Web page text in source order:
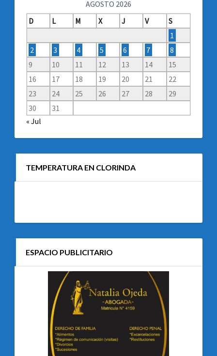
AGOSTO 2026
D
L M X J V
S
1
2
3 4 5 6 7
8
9
10 11 12 13 14
15
16
17 18 19 20 21
22
23
24 25 26 27 28
29
30
31
« Jul
TEMPERATURA EN CLORINDA
ESPACIO PUBLICITARIO